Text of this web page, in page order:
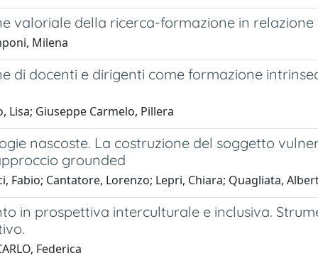
valoriale della ricerca-formazione in relazione
Milena
di docenti e dirigenti come formazione
Lisa; Giuseppe Carmelo, Pillera
nascoste. La costruzione del soggetto
grounded
Fabio; Cantatore, Lorenzo; Lepri, Chiara; Quagliata,
in prospettiva interculturale e inclusiva.
Federica